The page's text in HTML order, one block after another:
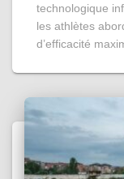
technologique
les athlètes
d’efficacité